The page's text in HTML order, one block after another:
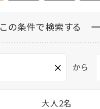
この条件で検索する
× から
大人2名